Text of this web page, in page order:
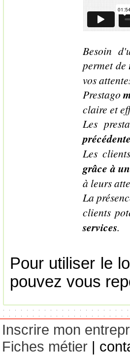
Besoin
permet de
vos
Prestago
claire et
Les
Les
grâce à
à leurs
La
clients
services.
Pour utiliser le
pouvez vous
Inscrire mon
Fiches métier |